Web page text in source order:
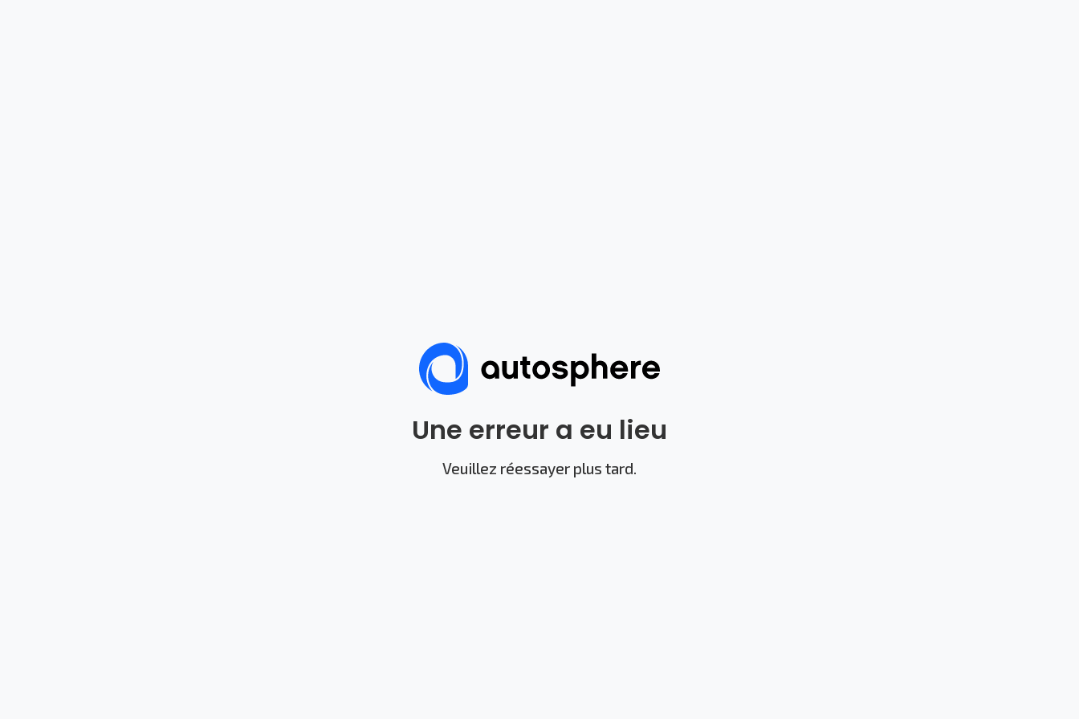
Une erreur a eu lieu
Veuillez réessayer plus tard.